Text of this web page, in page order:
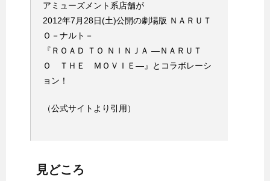
アミューズメント系店舗が
2012年7月28日(土)公開の劇場版 ＮＡＲＵＴ
Ｏ－ナルト－
『ＲＯＡＤ ＴＯ ＮＩＮＪＡ —ＮＡＲＵＴ
Ｏ ＴＨＥ ＭＯＶＩＥ—』とコラボレーシ
ョン！
（公式サイトより引用）
見どころ